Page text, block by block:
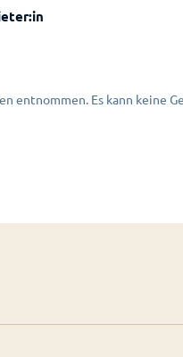
entnommen. Es kann keine